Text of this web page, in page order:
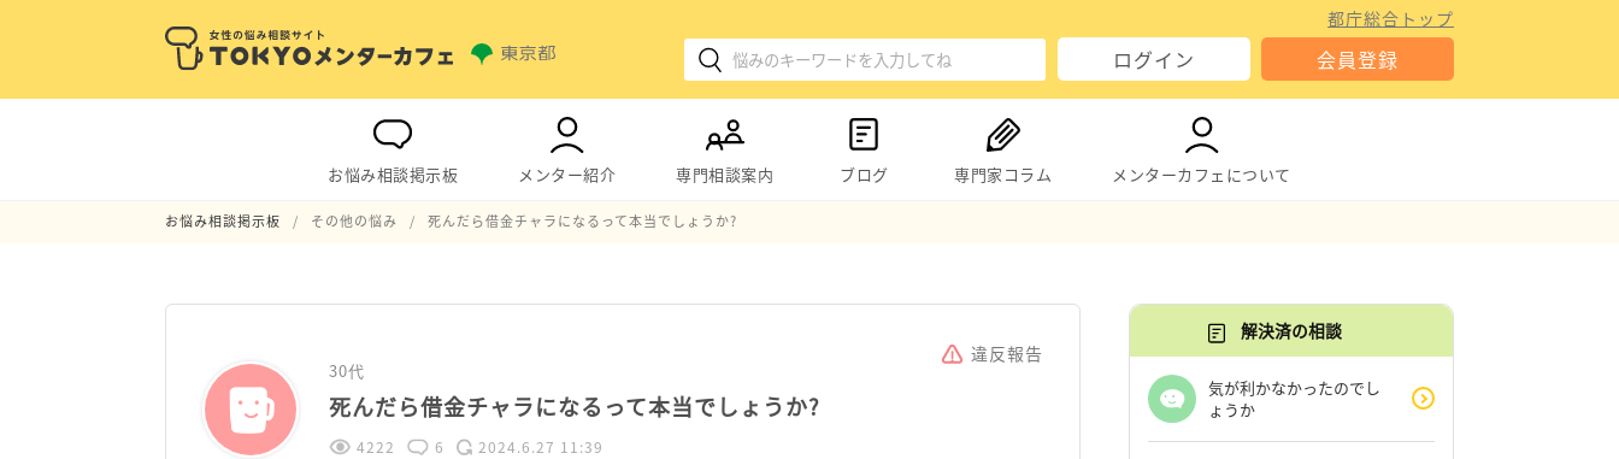
都庁総合トップ
ログイン 会員登録
お悩み相談掲示板 メンター紹介 専門相談案内 ブログ 専門家コラム メンターカフェについて
お悩み相談掲示板 その他の悩み 死んだら借金チャラになるって本当でしょうか?
違反報告
30代
死んだら借金チャラになるって本当でしょうか?
4222 6 2024.6.27 11:39
解決済の相談
気が利かなかったのでし
ょうか